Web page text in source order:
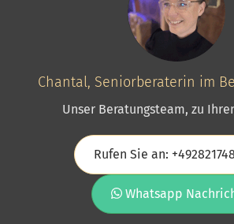
Chantal, Seniorberaterin im
Unser Beratungsteam, zu
Rufen Sie an:
Whatsapp